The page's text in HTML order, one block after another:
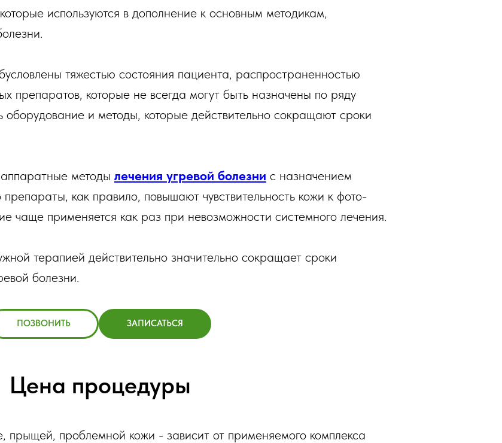
используются в дополнение к основным методикам,
тяжестью состояния пациента, распространенностью
препаратов, которые не всегда могут быть назначены по ряду
и методы, которые действительно сокращают сроки
методы лечения угревой болезни с назначением
как правило, повышают чувствительность кожи к фото-
чаще применяется как раз при невозможности системного лечения.
терапией действительно значительно сокращает сроки
болезни.
ПОЗВОНИТЬ ЗАПИСАТЬСЯ
Цена процедуры
прыщей, проблемной кожи - зависит от применяемого комплекса